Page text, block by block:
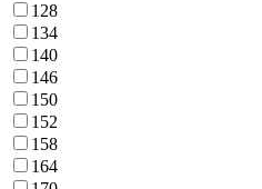
128
134
140
146
150
152
158
164